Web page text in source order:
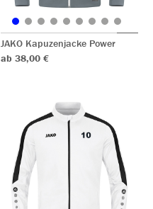
JAKO Kapuzenjacke Power
ab 38,00 €